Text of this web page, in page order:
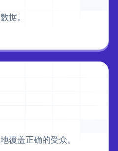
据。
覆盖正确的受众。